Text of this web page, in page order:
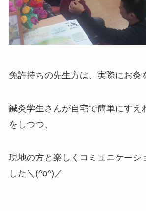
免許持ちの先生方は、実際にお灸
鍼灸学生さんが自宅で簡単にすえ
をしつつ、
現地の方と楽しくコミュニケーシ
した＼(^o^)／